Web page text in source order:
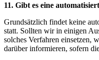
11. Gibt es eine
Grundsätzlich findet keine
statt. Sollten wir in einigen
solches Verfahren einsetzen,
darüber informieren, sofern